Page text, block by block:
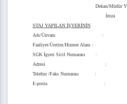
Tutanağı
Dekan/Müdür
İmza
STAJ YAPILAN İŞYERİNİN
Adı/Ünvanı :
Faaliyet/Üretim/Hizmet Alanı :
SGK İşyeri Sicil Numarası :
Adresi :
Telefon /Faks Numarası :
E-posta :
Web